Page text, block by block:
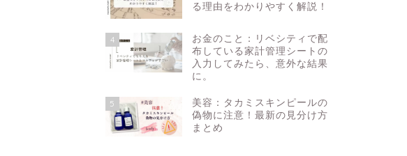
る理由をわかりやすく解説！
4
お金のこと：リベシティで配
布している家計管理シートの
入力してみたら、意外な結果
に。
5
美容：タカミスキンピールの
偽物に注意！最新の見分け方
まとめ